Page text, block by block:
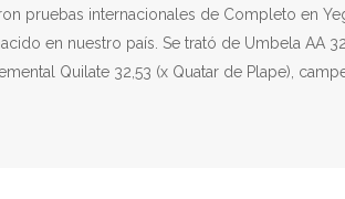
pruebas internacionales de Completo en
en nuestro país. Se trató de Umbela AA
Quilate 32,53 (x Quatar de Plape),